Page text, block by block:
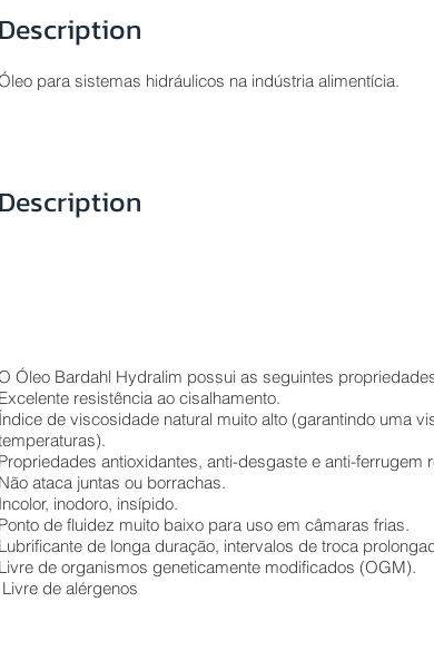
Description
para sistemas hidráulicos na indústria alimentícia.
Description
Óleo Bardahl Hydralim possui as seguintes
Excelente resistência ao cisalhamento.
Índice de viscosidade natural muito alto (garantindo uma
Propriedades antioxidantes, anti-desgaste e anti-ferrugem
Não ataca juntas ou borrachas.
Incolor, inodoro, insípido.
Ponto de fluidez muito baixo para uso em câmaras frias.
Lubrificante de longa duração, intervalos de troca
Livre de organismos geneticamente modificados (OGM).
Livre de alérgenos